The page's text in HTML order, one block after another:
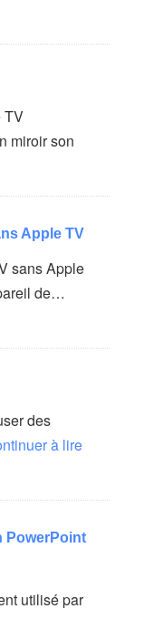
TV
miroir son
Apple TV
sans Apple
de…
des
à lire
PowerPoint
utilisé par